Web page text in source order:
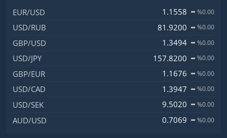
İsim, Kod
EUR/USD 1.1558 %0.00
USD/RUB 81.9200 %0.00
GBP/USD 1.3494 %0.00
USD/JPY 157.8200 %0.00
GBP/EUR 1.1676 %0.00
USD/CAD 1.3947 %0.00
USD/SEK 9.5020 %0.00
AUD/USD 0.7069 %0.00